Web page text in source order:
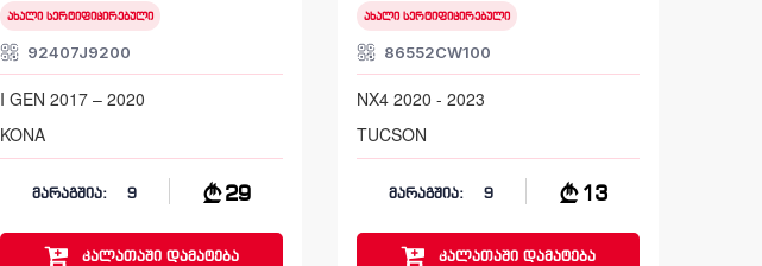
ახალი სერტიფიცირებული
92407J9200
I GEN 2017 – 2020
KONA
მარაგშია: 9 29
კალათაშიდამატება
ახალი სერტიფიცირებული
86552CW100
NX4 2020 - 2023
TUCSON
მარაგშია: 9 13
კალათაშიდამატება